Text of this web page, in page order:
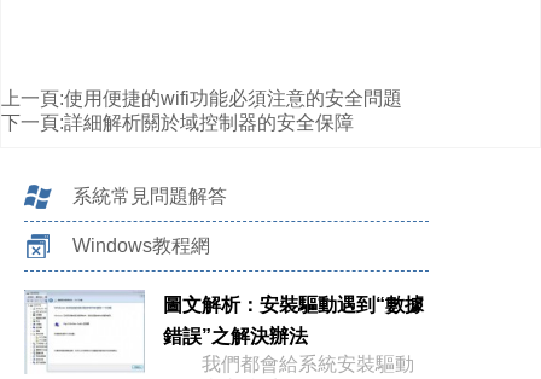
上一頁:使用便捷的wifi功能必須注意的安全問題
下一頁:詳細解析關於域控制器的安全保障
系統常見問題解答
Windows教程網
圖文解析：安裝驅動遇到“數據
錯誤”之解決辦法
我們都會給系統安裝驅動